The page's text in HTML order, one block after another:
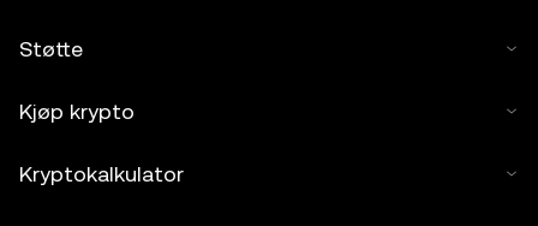
Støtte
Kjøp krypto
Kryptokalkulator